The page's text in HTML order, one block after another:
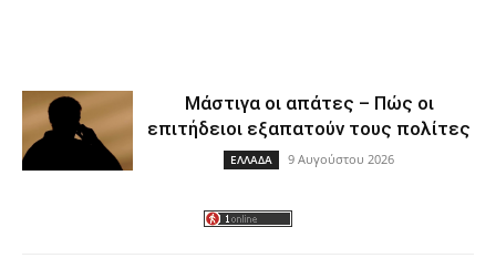
Μάστιγα οι απάτες – Πώς οι
επιτήδειοι εξαπατούν τους πολίτες
ΕΛΛΑΔΑ 9 Αυγούστου 2026